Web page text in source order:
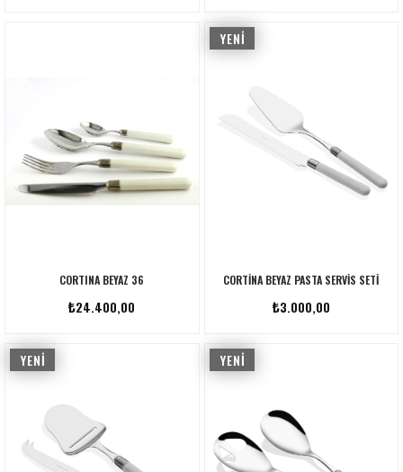
CORTINA BEYAZ 36
₺24.400,00
CORTINA BEYAZ PASTA SERVIS SETI
₺3.000,00
YENI
ÜRÜN
YENI
ÜRÜN
YENI
ÜRÜN